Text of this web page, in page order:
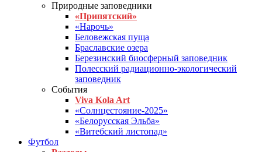
Природные заповедники
«Припятский»
«Нарочь»
Беловежская пуща
Браславские озера
Березинский биосферный заповедник
Полесский радиационно-экологический
заповедник
События
Viva Kola Art
«Солнцестояние-2025»
«Белорусская Эльба»
«Витебский листопад»
Футбол